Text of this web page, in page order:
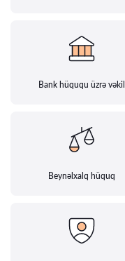
Bank hüququ üzrə vəkil
Beynəlxalq hüquq